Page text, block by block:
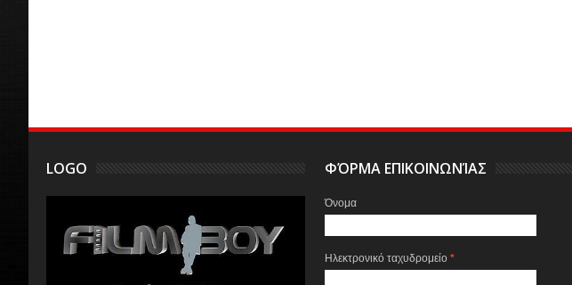
LOGO ΦΌΡΜΑ ΕΠΙΚΟΙΝΩΝΊΑΣ
Όνομα
Ηλεκτρονικό ταχυδρομείο*